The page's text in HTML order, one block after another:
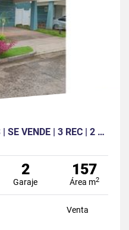
BRISAS NORTE | PH ALPES | SE VENDE | 3 REC | 2 ½ BAÑ | CBE | 2 PAR
2
Garaje
157
Área m2
Venta